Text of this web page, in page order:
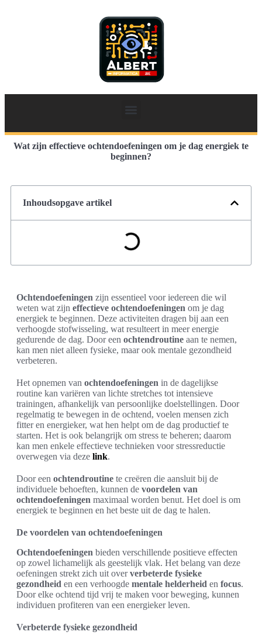
Wat zijn effectieve ochtendoefeningen om je dag energiek te
beginnen?
Inhoudsopgave artikel
Ochtendoefeningen zijn essentieel voor iedereen die wil
weten wat zijn effectieve ochtendoefeningen om je dag
energiek te beginnen. Deze activiteiten dragen bij aan een
verhoogde stofwisseling, wat resulteert in meer energie
gedurende de dag. Door een ochtendroutine aan te nemen,
kan men niet alleen fysieke, maar ook mentale gezondheid
verbeteren.
Het opnemen van ochtendoefeningen in de dagelijkse
routine kan variëren van lichte stretches tot intensieve
trainingen, afhankelijk van persoonlijke doelstellingen. Door
regelmatig te bewegen in de ochtend, voelen mensen zich
fitter en energieker, wat hen helpt om de dag productief te
starten. Het is ook belangrijk om stress te beheren; daarom
kan men enkele effectieve technieken voor stressreductie
overwegen via deze link.
Door een ochtendroutine te creëren die aansluit bij de
individuele behoeften, kunnen de voordelen van
ochtendoefeningen maximaal worden benut. Het doel is om
energiek te beginnen en het beste uit de dag te halen.
De voordelen van ochtendoefeningen
Ochtendoefeningen bieden verschillende positieve effecten
op zowel lichamelijk als geestelijk vlak. Het belang van deze
oefeningen strekt zich uit oververbeterde fysieke
gezondheid en een verhoogde mentale helderheid en focus.
Door elke ochtend tijd vrij te maken voor beweging, kunnen
individuen profiteren van een energieker leven.
Verbeterde fysieke gezondheid